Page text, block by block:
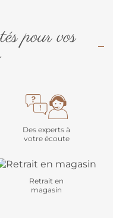
pour vos
Des experts à
votre écoute
Retrait en
magasin